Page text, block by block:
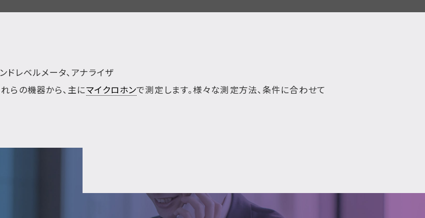
ドレベルメータ、アナライザ
らの機器から、主にマイクロホンで測定します。様々な測定方法、条件に合わせて